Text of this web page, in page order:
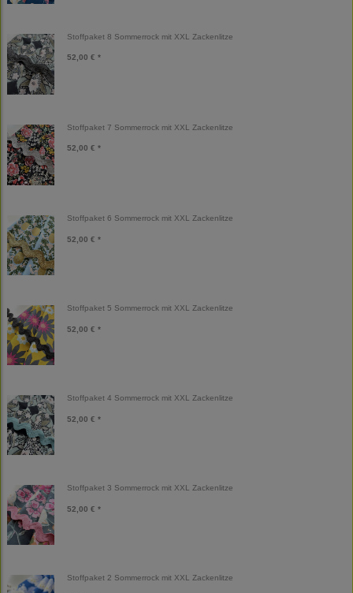
Stoffpaket 8 Sommerrock mit XXL Zackenlitze
52,00 € *
Stoffpaket 7 Sommerrock mit XXL Zackenlitze
52,00 € *
Stoffpaket 6 Sommerrock mit XXL Zackenlitze
52,00 € *
Stoffpaket 5 Sommerrock mit XXL Zackenlitze
52,00 € *
Stoffpaket 4 Sommerrock mit XXL Zackenlitze
52,00 € *
Stoffpaket 3 Sommerrock mit XXL Zackenlitze
52,00 € *
Stoffpaket 2 Sommerrock mit XXL Zackenlitze